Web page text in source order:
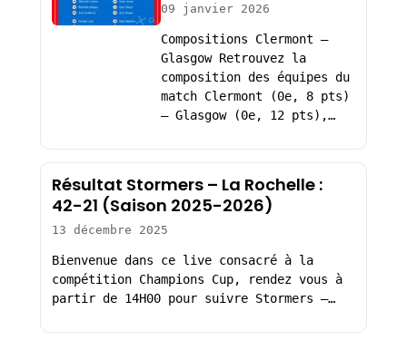
09 janvier 2026
Compositions Clermont –
Glasgow Retrouvez la
composition des équipes du
match Clermont (0e, 8 pts)
– Glasgow (0e, 12 pts),…
Résultat Stormers – La Rochelle :
42-21 (Saison 2025-2026)
13 décembre 2025
Bienvenue dans ce live consacré à la
compétition Champions Cup, rendez vous à
partir de 14H00 pour suivre Stormers –…